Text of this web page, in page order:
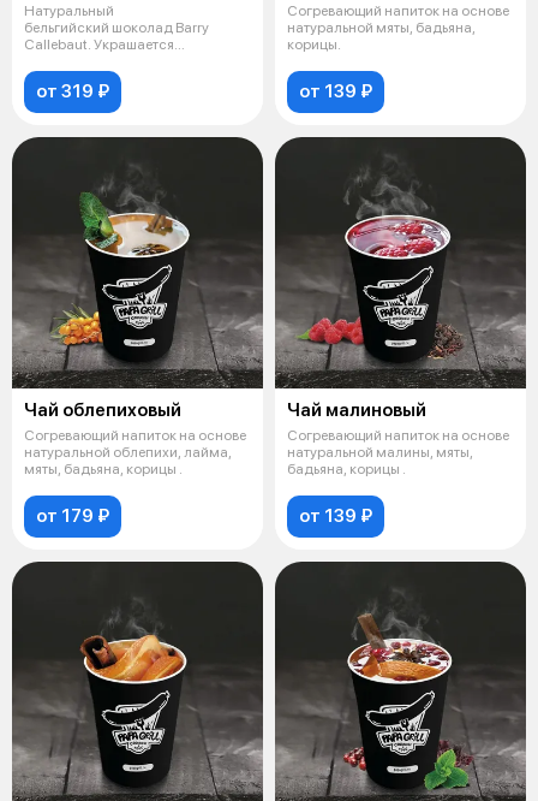
Натуральный
бельгийский шоколад Barry
Сallebaut. Украшается
от 319 ₽
Согревающий напиток на основе
натуральной мяты, бадьяна,
корицы.
от 139 ₽
Чай облепиховый
Согревающий напиток на основе
натуральной облепихи, лайма,
мяты, бадьяна, корицы .
от 179 ₽
Чай малиновый
Согревающий напиток на основе
натуральной малины, мяты,
бадьяна, корицы .
от 139 ₽